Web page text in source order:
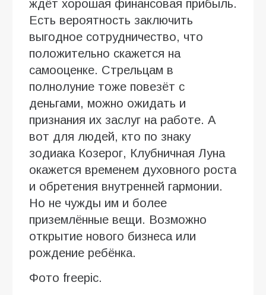
ждёт хорошая финансовая прибыль.
Есть вероятность заключить
выгодное сотрудничество, что
положительно скажется на
самооценке. Стрельцам в
полнолуние тоже повезёт с
деньгами, можно ожидать и
признания их заслуг на работе. А
вот для людей, кто по знаку
зодиака Козерог, Клубничная Луна
окажется временем духовного роста
и обретения внутренней гармонии.
Но не чужды им и более
приземлённые вещи. Возможно
открытие нового бизнеса или
рождение ребёнка.
Фото freepic.